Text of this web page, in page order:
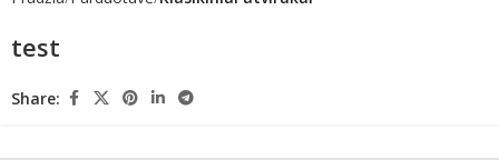
test
Share: